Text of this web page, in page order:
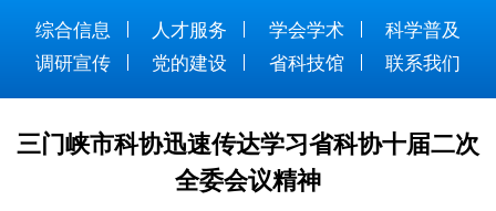
综合信息 人才服务 学会学术
科学普及
调研宣传
党的建设 省科技馆 联系我们
三门峡市科协迅速传达学习省科协十届二次
全委会议精神